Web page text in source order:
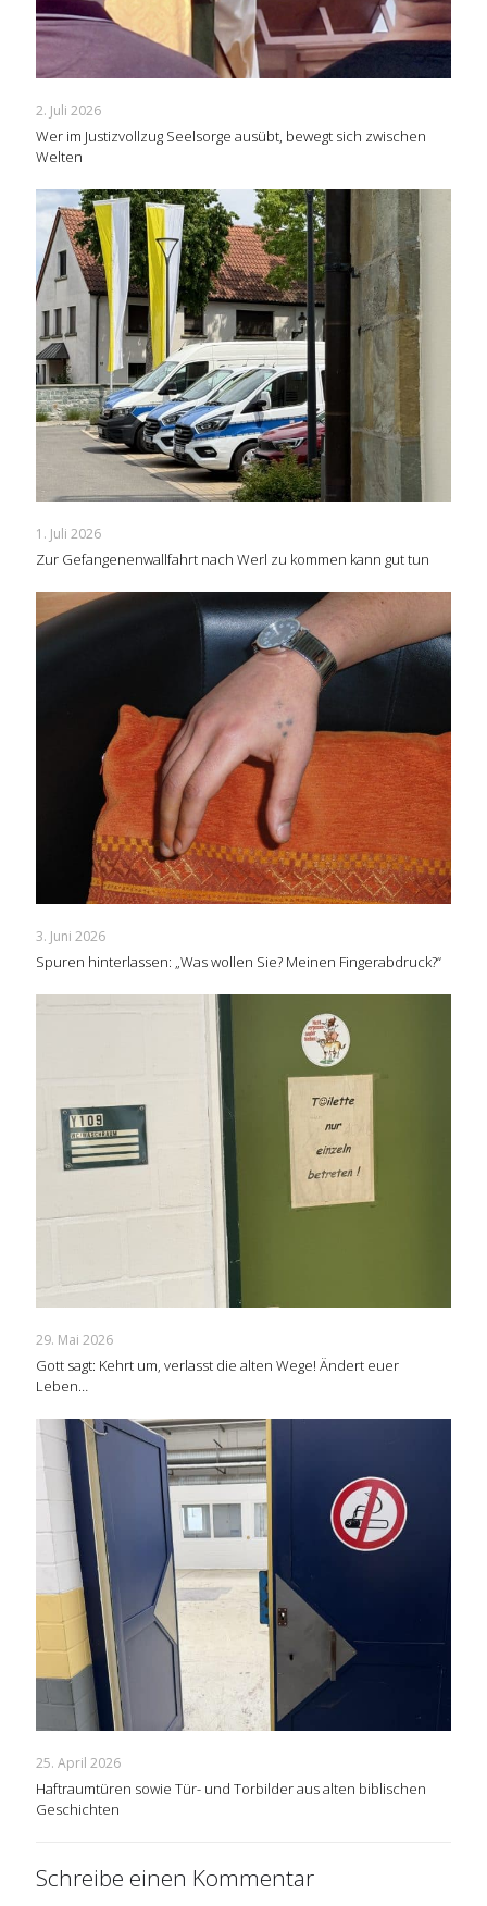
2. Juli 2026
Wer im Justizvollzug Seelsorge ausübt, bewegt sich zwischen
Welten
1. Juli 2026
Zur Gefangenenwallfahrt nach Werl zu kommen kann gut tun
3. Juni 2026
Spuren hinterlassen: „Was wollen Sie? Meinen Fingerabdruck?“
29. Mai 2026
Gott sagt: Kehrt um, verlasst die alten Wege! Ändert euer
Leben…
25. April 2026
Haftraumtüren sowie Tür- und Torbilder aus alten biblischen
Geschichten
Schreibe einen Kommentar